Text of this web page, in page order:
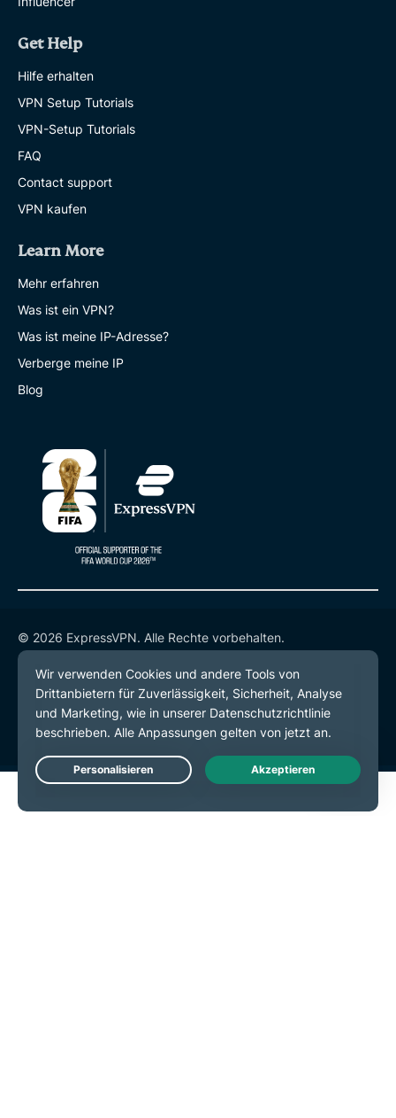
Get Help
Hilfe erhalten
VPN Setup Tutorials
VPN-Setup Tutorials
FAQ
Contact support
VPN kaufen
Learn More
Mehr erfahren
Was ist ein VPN?
Was ist meine IP-Adresse?
Verberge meine IP
Blog
© 2026 ExpressVPN. Alle Rechte vorbehalten.
Datenschutzrichtlinie
Servicebedingungen
Cookie-Einstellungen
Live Chat